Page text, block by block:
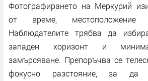
Фотографирането на Меркурий
от време, местоположение
Наблюдателите трябва да
западен хоризонт и
замърсяване. Препоръчва се
фокусно разстояние, за да